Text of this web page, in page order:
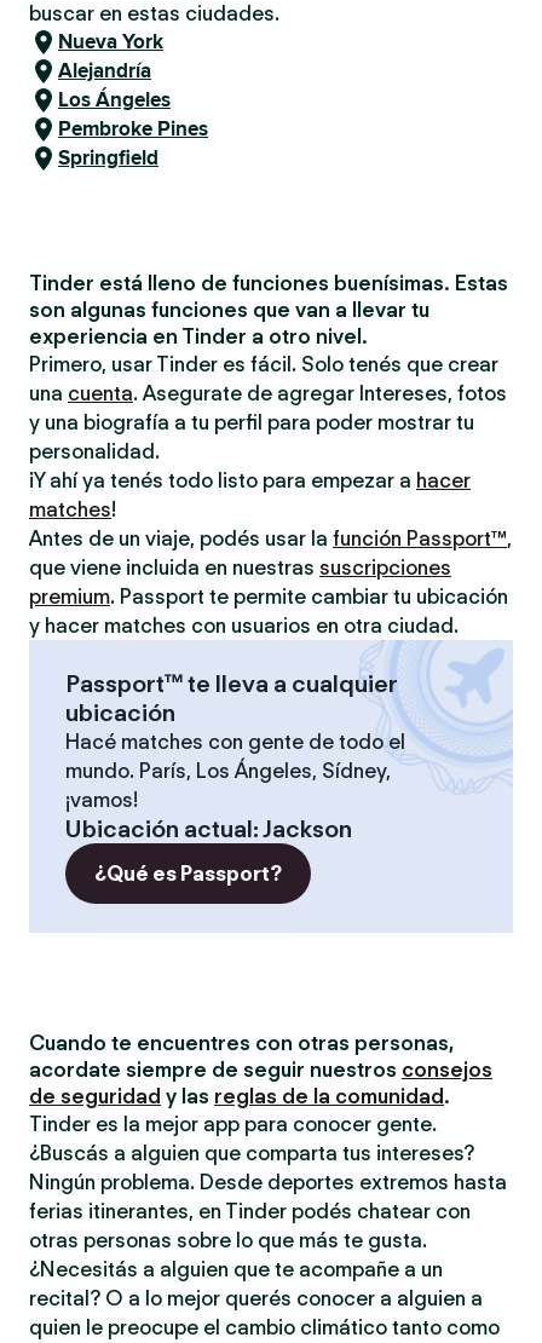
buscar en estas ciudades.
Nueva York
Alejandría
Los Ángeles
Pembroke Pines
Springfield
Tinder está lleno de funciones buenísimas. Estas
son algunas funciones que van a llevar tu
experiencia en Tinder a otro nivel.
Primero, usar Tinder es fácil. Solo tenés que crear
una cuenta. Asegurate de agregar Intereses, fotos
y una biografía a tu perfil para poder mostrar tu
personalidad.
¡Y ahí ya tenés todo listo para empezar a hacer
matches!
Antes de un viaje, podés usar la función Passport™,
que viene incluida en nuestras suscripciones
premium. Passport te permite cambiar tu ubicación
y hacer matches con usuarios en otra ciudad.
Passport™ te lleva a cualquier
ubicación
Hacé matches con gente de todo el
mundo. París, Los Ángeles, Sídney,
¡vamos!
Ubicación actual:Jackson
¿Qué es Passport?
Cuando te encuentres con otras personas,
acordate siempre de seguir nuestros consejos
de seguridad y las reglas de la comunidad .
Tinder es la mejor app para conocer gente.
¿Buscás a alguien que comparta tus intereses?
Ningún problema. Desde deportes extremos hasta
ferias itinerantes, en Tinder podés chatear con
otras personas sobre lo que más te gusta.
¿Necesitás a alguien que te acompañe a un
recital? O a lo mejor querés conocer a alguien a
quien le preocupe el cambio climático tanto como